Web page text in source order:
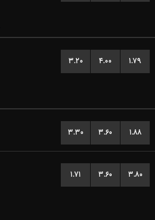
۳.۲۰ ۴.۰۰ ۱.۷۹
۳.۳۰ ۳.۶۰ ۱.۸۸
۱.۷۱ ۳.۶۰ ۳.۸۰